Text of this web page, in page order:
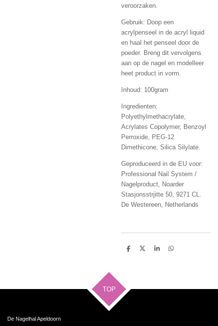
veroorzaken.
Gebruik: Doop een
acrylpenseel in de acryl liquid
en haal het penseel door de
poeder. Breng dit vervolgens
aan op de nagel en modelleer
heet product in vorm.
Inhoud: 100gram
Ingredienten:
Polyethylmethacrylate,
Acrylates Copolymer, Benzoyl
Perroxide, PEG-12
Dimethicone, Silica Silylate.
Geproduceerd in de EU voor:
Professional Nail System /
Nagelproduct, Noarder
Stasjonsstrjitte 50, 9271 CL.
De Westereen, Netherlands
D
D
S
D
TOP
De Nagelhal Apeldoorn